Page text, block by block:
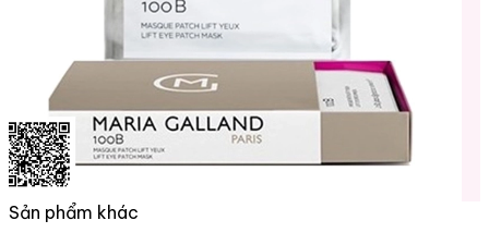
Sản phẩm khác